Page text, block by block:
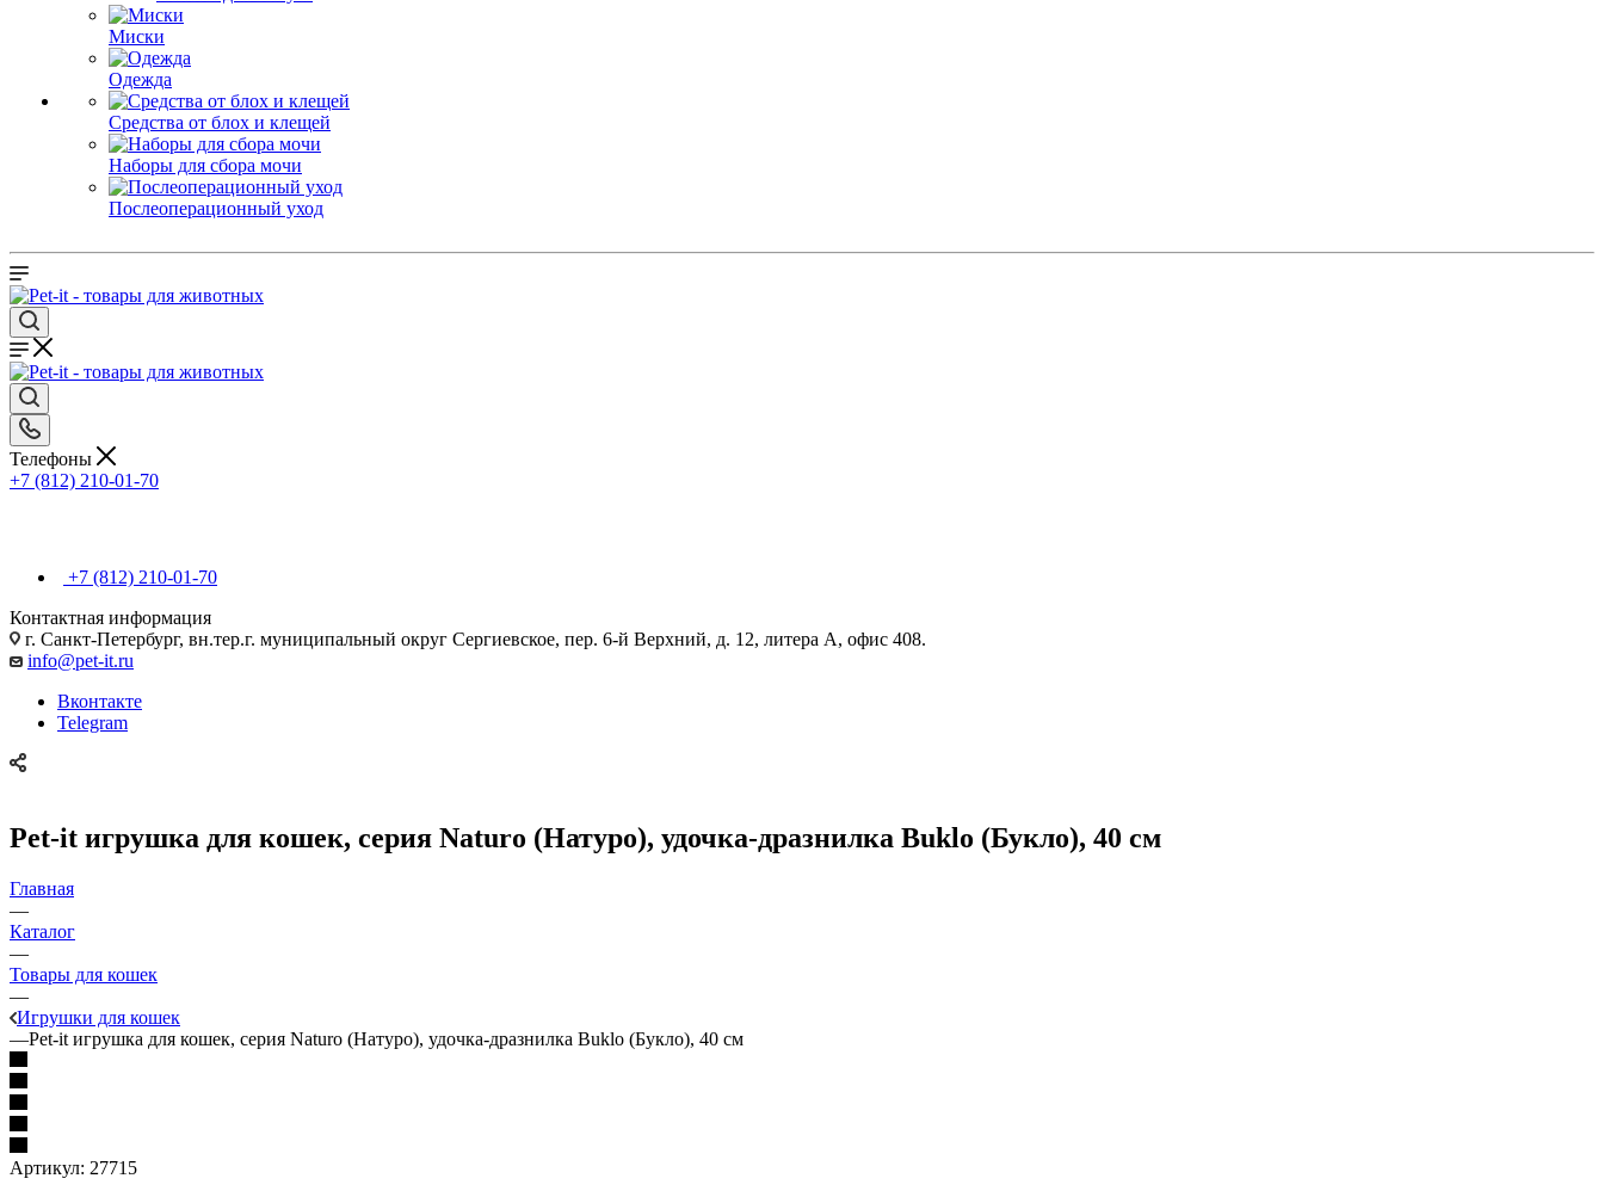
Миски
Одежда
Средства от блох и клещей
Наборы для сбора мочи
Послеоперационный уход
Телефоны
+7 (812) 210-01-70
+7 (812) 210-01-70
Контактная информация
г. Санкт-Петербург, вн.тер.г. муниципальный округ Сергиевское, пер. 6-й Верхний, д. 12, литера А, офис 408.
info@pet-it.ru
Вконтакте
Telegram
Pet-it игрушка для кошек, серия Naturo (Натуро), удочка-дразнилка Buklo (Букло), 40 см
Главная
—
Каталог
—
Товары для кошек
—
Игрушки для кошек
—Pet-it игрушка для кошек, серия Naturo (Натуро), удочка-дразнилка Buklo (Букло), 40 см
Артикул: 27715